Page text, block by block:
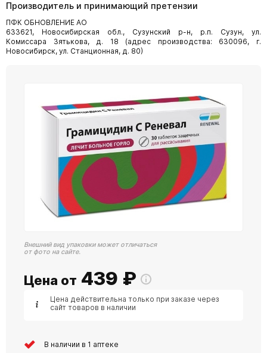
Производитель и принимающий претензии
ПФК ОБНОВЛЕНИЕ АО
633621, Новосибирская обл., Сузунский р-н, р.п. Сузун, ул.
Комиссара Зятькова, д. 18 (адрес производства: 630096, г.
Новосибирск, ул. Станционная, д. 80)
Внешний вид упаковки может отличаться
от фото на сайте.
Цена от 439 ₽
Цена действительна только при заказе через
сайт товаров в наличии
В наличии в 1 аптеке